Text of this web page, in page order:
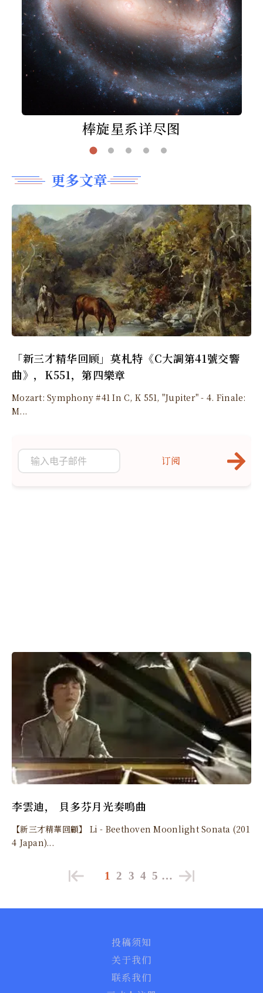
棒旋星系详尽图
更多文章
「新三才精华回顾」莫札特《C大調第41號交響
曲》，K551，第四樂章
Mozart: Symphony #41 In C, K 551, "Jupiter" - 4. Finale:
M...
李雲迪， 貝多芬月光奏鳴曲
【新三才精華回顧】 Li - Beethoven Moonlight Sonata (201
4 Japan)...
订阅
1 2 3 4 5 …
投稿须知
关于我们
联系我们